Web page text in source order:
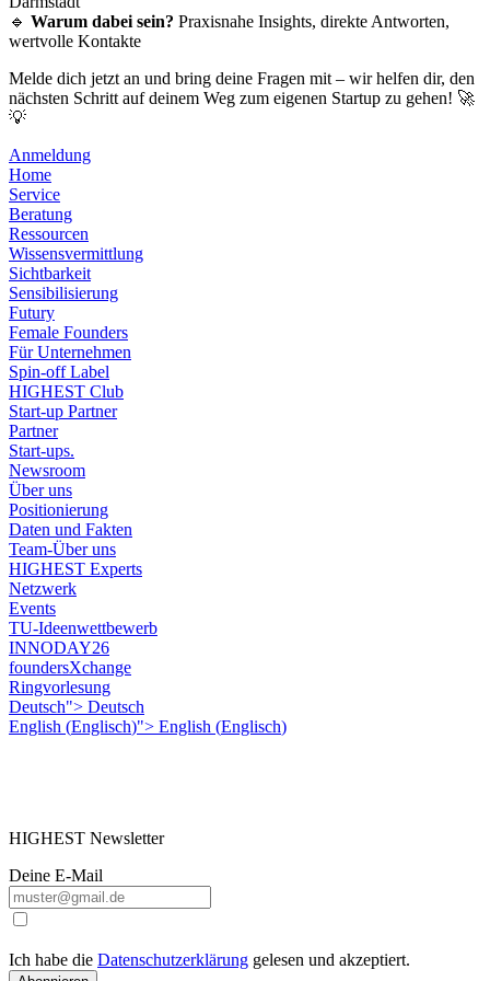
🔹 Warum dabei sein? Praxisnahe Insights, direkte Antworten,
wertvolle Kontakte
Melde dich jetzt an und bring deine Fragen mit – wir helfen dir, den
nächsten Schritt auf deinem Weg zum eigenen Startup zu gehen! 🚀
💡
Anmeldung
Home
Service
Beratung
Ressourcen
Wissensvermittlung
Sichtbarkeit
Sensibilisierung
Futury
Female Founders
Für Unternehmen
Spin-off Label
HIGHEST Club
Start-up Partner
Partner
Start-ups.
Newsroom
Über uns
Positionierung
Daten und Fakten
Team-Über uns
HIGHEST Experts
Netzwerk
Events
TU-Ideenwettbewerb
INNODAY26
foundersXchange
Ringvorlesung
Deutsch"> Deutsch
English (Englisch)"> English (Englisch)
HIGHEST Newsletter
Deine E-Mail
Ich habe die Datenschutzerklärung gelesen und akzeptiert.